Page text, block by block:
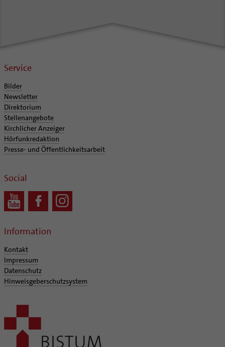
Service
Bilder
Newsletter
Direktorium
Stellenangebote
Kirchlicher Anzeiger
Hörfunkredaktion
Presse- und Öffentlichkeitsarbeit
Social
Information
Kontakt
Impressum
Datenschutz
Hinweisgeberschutzsystem